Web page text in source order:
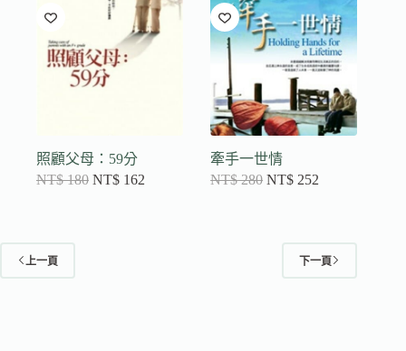
照顧父母：59分
NT$180 NT$ 162
牽手一世情
NT$280 NT$ 252
上一頁 下一頁